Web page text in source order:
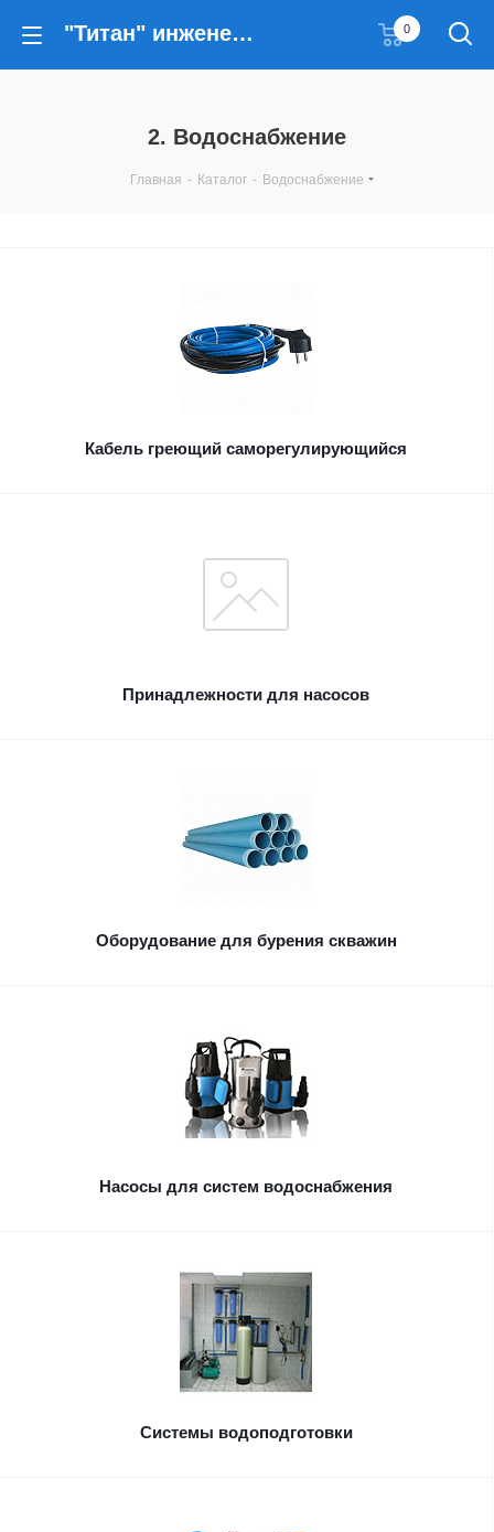
"Титан" инженерные решения 0
2. Водоснабжение
Главная - Каталог - Водоснабжение
Кабель греющий саморегулирующийся
Принадлежности для насосов
Оборудование для бурения скважин
Насосы для систем водоснабжения
Системы водоподготовки